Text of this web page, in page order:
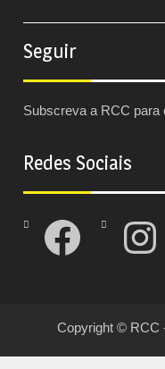
Seguir
Subscreva a RCC para
Redes Sociais
Facebook
Copyright © RCC